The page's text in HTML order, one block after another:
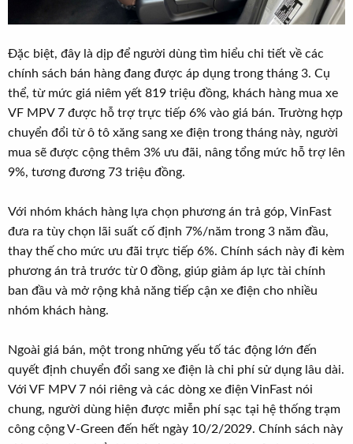
Đặc biệt, đây là dịp để người dùng tìm hiểu chi tiết về các
chính sách bán hàng đang được áp dụng trong tháng 3. Cụ
thể, từ mức giá niêm yết 819 triệu đồng, khách hàng mua xe
VF MPV 7 được hỗ trợ trực tiếp 6% vào giá bán. Trường hợp
chuyển đổi từ ô tô xăng sang xe điện trong tháng này, người
mua sẽ được cộng thêm 3% ưu đãi, nâng tổng mức hỗ trợ lên
9%, tương đương 73 triệu đồng.
Với nhóm khách hàng lựa chọn phương án trả góp, VinFast
đưa ra tùy chọn lãi suất cố định 7%/năm trong 3 năm đầu,
thay thế cho mức ưu đãi trực tiếp 6%. Chính sách này đi kèm
phương án trả trước từ 0 đồng, giúp giảm áp lực tài chính
ban đầu và mở rộng khả năng tiếp cận xe điện cho nhiều
nhóm khách hàng.
Ngoài giá bán, một trong những yếu tố tác động lớn đến
quyết định chuyển đổi sang xe điện là chi phí sử dụng lâu dài.
Với VF MPV 7 nói riêng và các dòng xe điện VinFast nói
chung, người dùng hiện được miễn phí sạc tại hệ thống trạm
công cộng V-Green đến hết ngày 10/2/2029. Chính sách này